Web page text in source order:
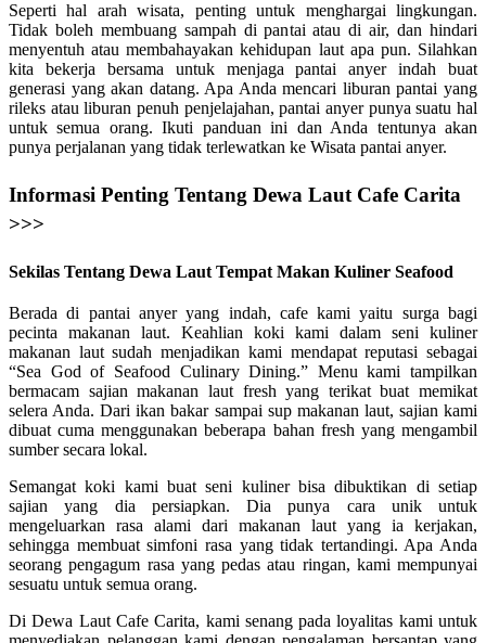
Seperti hal arah wisata, penting untuk menghargai lingkungan.
Tidak boleh membuang sampah di pantai atau di air, dan hindari
menyentuh atau membahayakan kehidupan laut apa pun. Silahkan
kita bekerja bersama untuk menjaga pantai anyer indah buat
generasi yang akan datang. Apa Anda mencari liburan pantai yang
rileks atau liburan penuh penjelajahan, pantai anyer punya suatu hal
untuk semua orang. Ikuti panduan ini dan Anda tentunya akan
punya perjalanan yang tidak terlewatkan ke Wisata pantai anyer.
Informasi Penting Tentang Dewa Laut Cafe Carita
>>>
Sekilas Tentang Dewa Laut Tempat Makan Kuliner Seafood
Berada di pantai anyer yang indah, cafe kami yaitu surga bagi
pecinta makanan laut. Keahlian koki kami dalam seni kuliner
makanan laut sudah menjadikan kami mendapat reputasi sebagai
“Sea God of Seafood Culinary Dining.” Menu kami tampilkan
bermacam sajian makanan laut fresh yang terikat buat memikat
selera Anda. Dari ikan bakar sampai sup makanan laut, sajian kami
dibuat cuma menggunakan beberapa bahan fresh yang mengambil
sumber secara lokal.
Semangat koki kami buat seni kuliner bisa dibuktikan di setiap
sajian yang dia persiapkan. Dia punya cara unik untuk
mengeluarkan rasa alami dari makanan laut yang ia kerjakan,
sehingga membuat simfoni rasa yang tidak tertandingi. Apa Anda
seorang pengagum rasa yang pedas atau ringan, kami mempunyai
sesuatu untuk semua orang.
Di Dewa Laut Cafe Carita, kami senang pada loyalitas kami untuk